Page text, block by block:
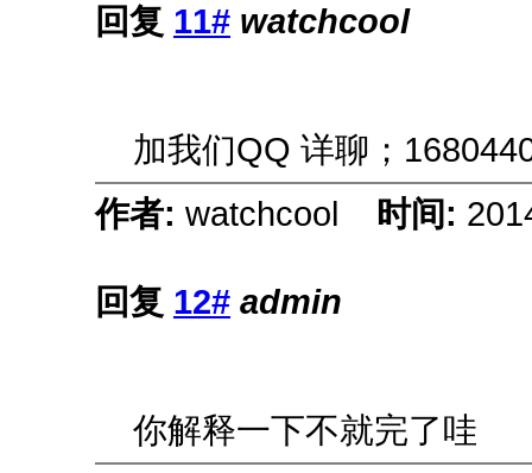
回复 11# watchcool
加我们QQ 详聊；
作者: watchcool 时间:
回复 12# admin
你解释一下不就完了哇